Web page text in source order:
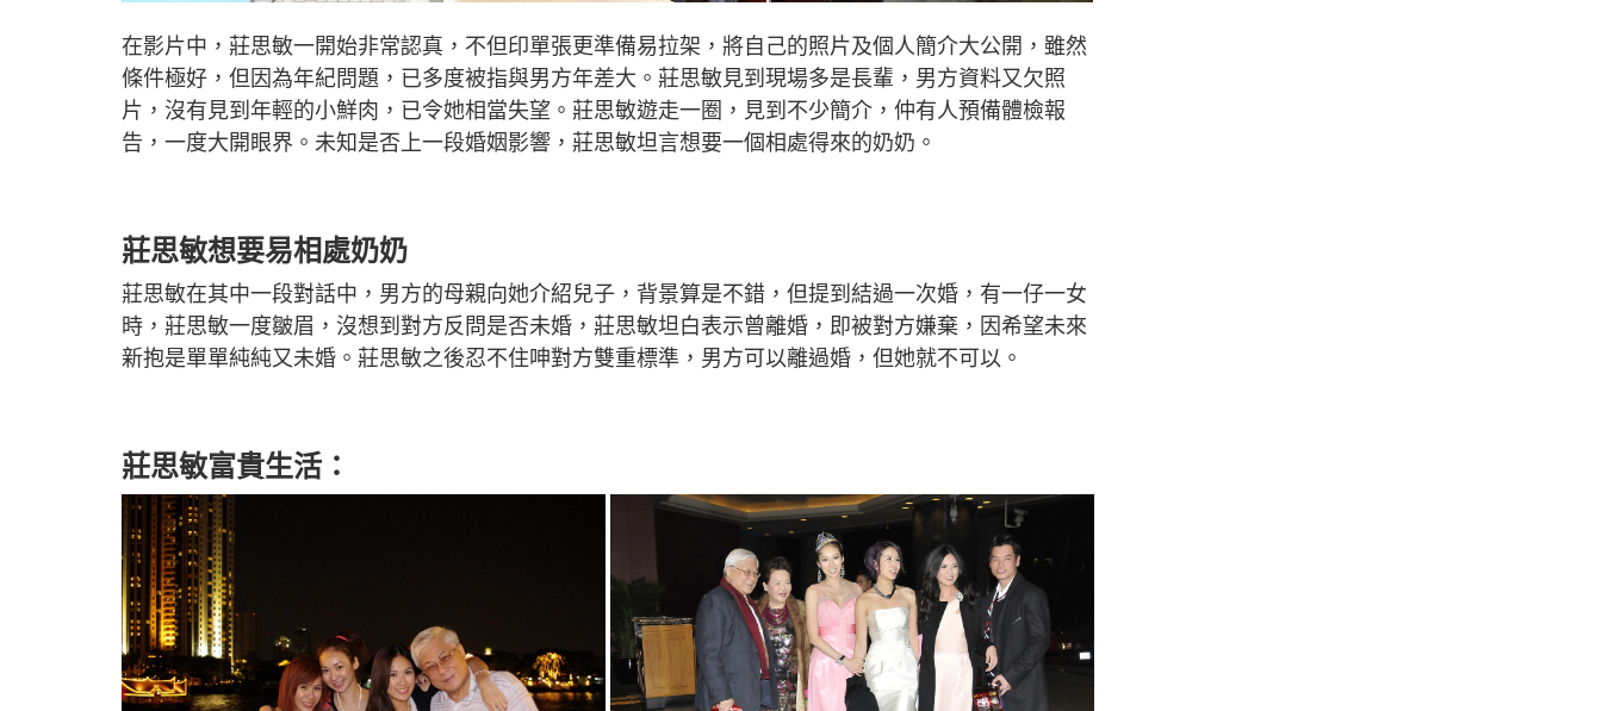
在影片中，莊思敏一開始非常認真，不但印單張更準備易拉架，將自己的照片及個人簡介大公開，雖然
條件極好，但因為年紀問題，已多度被指與男方年差大。莊思敏見到現場多是長輩，男方資料又欠照
片，沒有見到年輕的小鮮肉，已令她相當失望。莊思敏遊走一圈，見到不少簡介，仲有人預備體檢報
告，一度大開眼界。未知是否上一段婚姻影響，莊思敏坦言想要一個相處得來的奶奶。
莊思敏想要易相處奶奶
莊思敏在其中一段對話中，男方的母親向她介紹兒子，背景算是不錯，但提到結過一次婚，有一仔一女
時，莊思敏一度皺眉，沒想到對方反問是否未婚，莊思敏坦白表示曾離婚，即被對方嫌棄，因希望未來
新抱是單單純純又未婚。莊思敏之後忍不住呻對方雙重標準，男方可以離過婚，但她就不可以。
莊思敏富貴生活：